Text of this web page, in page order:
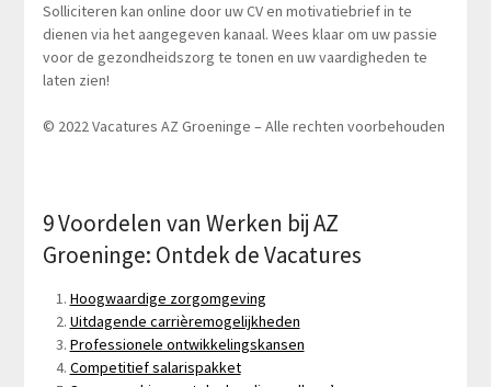
Solliciteren kan online door uw CV en motivatiebrief in te
dienen via het aangegeven kanaal. Wees klaar om uw passie
voor de gezondheidszorg te tonen en uw vaardigheden te
laten zien!
© 2022 Vacatures AZ Groeninge – Alle rechten voorbehouden
9 Voordelen van Werken bij AZ
Groeninge: Ontdek de Vacatures
Hoogwaardige zorgomgeving
Uitdagende carrièremogelijkheden
Professionele ontwikkelingskansen
Competitief salarispakket